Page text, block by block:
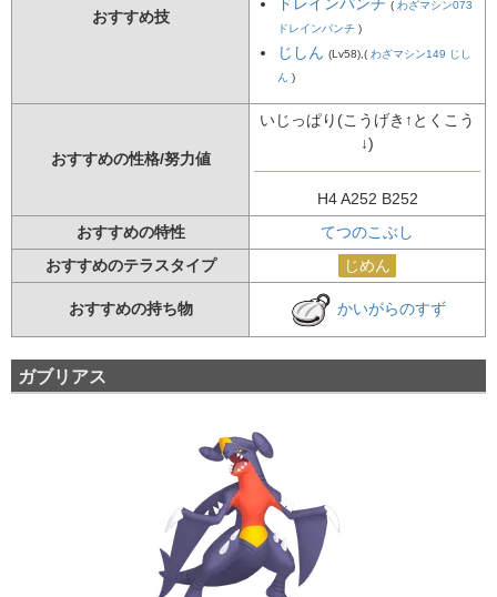
おすすめ技
( わざマシン073
ドレインパンチ )
じしん (Lv58),( わざマシン149 じし
ん )
おすすめの性格/努力値
いじっぱり(こうげき↑とくこう
↓)
H4 A252 B252
おすすめの特性
てつのこぶし
おすすめのテラスタイプ
じめん
おすすめの持ち物 かいがらのすず
ガブリアス